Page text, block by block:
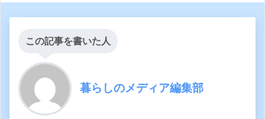
この記事を書いた人
暮らしのメディア編集部